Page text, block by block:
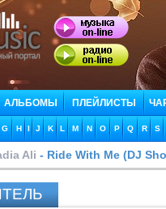
АЛЬБОМЫ ПЛЕЙЛИСТЫ
G H I J K L M N O P Q R S
Ali - Ride With Me (DJ